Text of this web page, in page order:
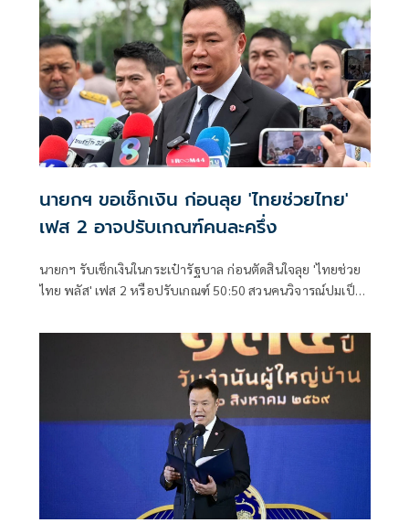
นายกฯ ขอเช็กเงิน ก่อนลุย 'ไทยช่วยไทย'
เฟส 2 อาจปรับเกณฑ์คนละครึ่ง
นายกฯ รับเช็กเงินในกระเป๋ารัฐบาล ก่อนตัดสินใจลุย 'ไทยช่วย
ไทย พลัส' เฟส 2 หรือปรับเกณฑ์ 50:50 สวนคนวิจารณ์ปมเป็น
แข็งแรง